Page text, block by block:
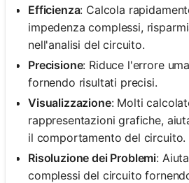
Efficienza: Calcola
impedenza complessi,
nell'analisi del circuito.
Precisione: Riduce l'errore
fornendo risultati precisi.
Visualizzazione: Molti
rappresentazioni grafiche,
il comportamento del circuito.
Risoluzione dei Problemi:
complessi del circuito